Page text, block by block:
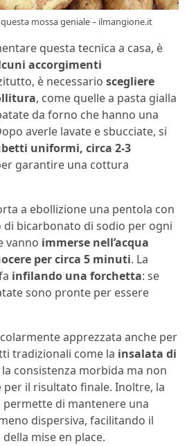
mossa geniale – ilmangione.it
questa tecnica a casa, è
accorgimenti
è necessario scegliere
, come quelle a pasta gialla
da forno che hanno una
averle lavate e sbucciate, si
uniformi, circa 2-3
garantire una cottura
a ebollizione una pentola con
di bicarbonato di sodio per ogni
vanno immerse nell’acqua
per circa 5 minuti. La
infilando una forchetta: se
sono pronte per essere
apprezzata anche per
tradizionali come la insalata di
la consistenza morbida ma non
il risultato finale. Inoltre, la
di mantenere una
dispersiva, facilitando il
mise en place.